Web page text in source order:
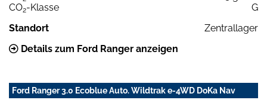
CO2-Klasse
G
Standort
Zentrallager
Details zum Ford Ranger anzeigen
Ford Ranger 3.0 Ecoblue Auto. Wildtrak e-4WD DoKa Nav